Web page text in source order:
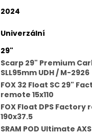
2024
Univerzální
29"
Scarp 29" Premium
SLL95mm UDH / M-2926
FOX 32 Float SC 29"
remote 15x110
FOX Float DPS Factory
190x37.5
SRAM POD Ultimate